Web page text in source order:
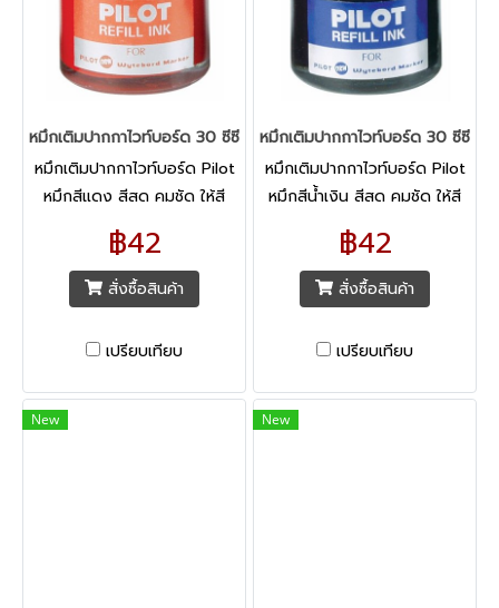
หมึกเติมปากกาไวท์บอร์ด 30 ซีซี. สีแดง ไพล็อต
หมึกเติมปากกาไวท์บอร์ด Pilot
หมึกสีแดง สีสด คมชัด ให้สี
สม่ำเสมอทุกงานเขียน ลบออก
ง่าย ไม่ทิ้งคราบสกปรก
฿42
สั่งซื้อสินค้า
เปรียบเทียบ
หมึกเติมปากกาไวท์บอร์ด 30 ซีซี. สี
หมึกเติมปากกาไวท์บอร์ด Pilot
หมึกสีน้ำเงิน สีสด คมชัด ให้สี
สม่ำเสมอทุกงานเขียน ลบออก
ง่าย ไม่ทิ้งคราบสกปรก เติมง่าย
฿42
สั่งซื้อสินค้า
เปรียบเทียบ
New New